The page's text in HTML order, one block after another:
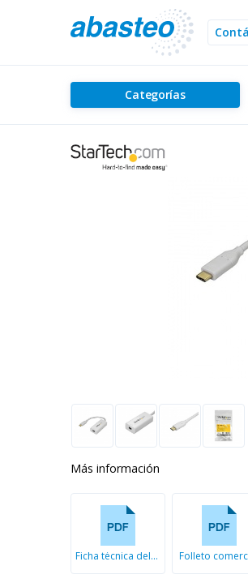
Categorías
Más información
Ficha técnica del producto Folleto